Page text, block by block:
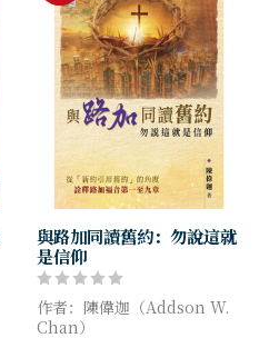
與路加同讀舊約：勿說這就
是信仰
作者：陳偉迦（Addson W.
Chan）